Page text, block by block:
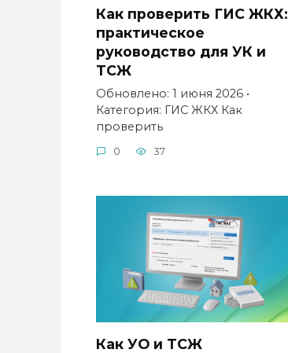
Как проверить ГИС ЖКХ:
практическое
руководство для УК и
ТСЖ
Обновлено: 1 июня 2026 •
Категория: ГИС ЖКХ Как
проверить
0 37
Как УО и ТСЖ